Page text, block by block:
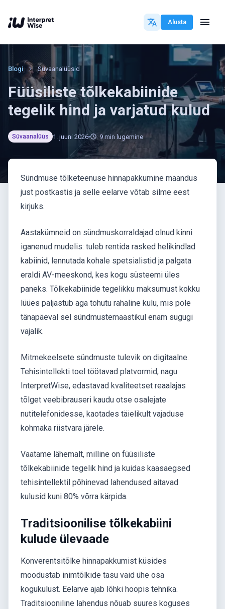
Alusta
Blogi Süvaanalüüsid
Füüsiliste tõlkekabiinide
tegelik hind ja varjatud kulud
Süvaanalüüs 1. juuni 2026 9 min lugemine
Sündmuse tõlketeenuse hinnapakkumine maandus
just postkastis ja selle eelarve võtab silme eest
kirjuks.
Aastakümneid on sündmuskorraldajad olnud kinni
iganenud mudelis: tuleb rentida rasked helikindlad
kabiinid, lennutada kohale spetsialistid ja palgata
eraldi AV-meeskond, kes kogu süsteemi üles
paneks. Tõlkekabiinide tegelikku maksumust kokku
lüües paljastub aga tohutu rahaline kulu, mis pole
tänapäeval sel sündmustemaastikul enam sugugi
vajalik.
Mitmekeelsete sündmuste tulevik on digitaalne.
Tehisintellekti toel töötavad platvormid, nagu
InterpretWise, edastavad kvaliteetset reaalajas
tõlget veebibrauseri kaudu otse osalejate
nutitelefonidesse, kaotades täielikult vajaduse
kohmaka riistvara järele.
Vaatame lähemalt, milline on füüsiliste
tõlkekabiinide tegelik hind ja kuidas kaasaegsed
tehisintellektil põhinevad lahendused aitavad
kulusid kuni 80% võrra kärpida.
Traditsioonilise tõlkekabiini
kulude ülevaade
Konverentsitõlke hinnapakkumist küsides
moodustab inimtõlkide tasu vaid ühe osa
kogukulust. Eelarve ajab lõhki hoopis tehnika.
Traditsiooniline lahendus nõuab suures koguses